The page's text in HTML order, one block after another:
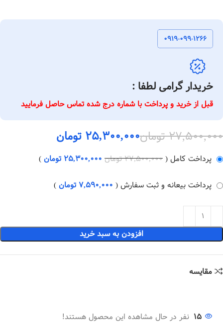
0919-099-1266
خریدار گرامی لطفا :
قبل از خرید و پرداخت با شماره درج شده تماس حاصل فرمایید
27,500,000تومان25,300,000 تومان
پرداخت کامل(
27,500,000 تومان 25,300,000 تومان )
پرداخت بیعانه و ثبت سفارش(
7,590,000 تومان )
افزودن به سبد خرید
مقایسه
15 نفر در حال مشاهده این محصول هستند!